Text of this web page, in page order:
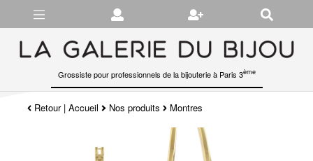
Grossiste pour professionnels de la bijouterie à Paris 3ème
Retour|Accueil Nos produits Montres
Gérer les préférences en matière de cookies